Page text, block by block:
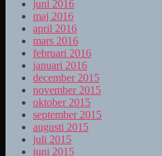
juni 2016
maj 2016
april 2016
mars 2016
februari 2016
januari 2016
december 2015
november 2015
oktober 2015
september 2015
augusti 2015
juli 2015
juni 2015